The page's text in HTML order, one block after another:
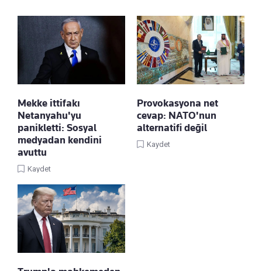
Mekke ittifakı
Netanyahu'yu
panikletti: Sosyal
medyadan kendini
avuttu
Kaydet
Provokasyona net
cevap: NATO'nun
alternatifi değil
Kaydet